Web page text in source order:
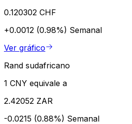
0.120302 CHF
+0.0012 (0.98%) Semanal
Ver gráfico
Rand sudafricano
1 CNY equivale a
2.42052 ZAR
-0.0215 (0.88%) Semanal